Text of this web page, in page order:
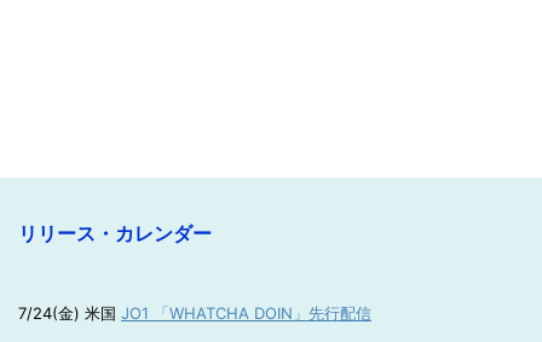
リリース・カレンダー
7/24(金) 米国 JO1 「WHATCHA DOIN」先行配信